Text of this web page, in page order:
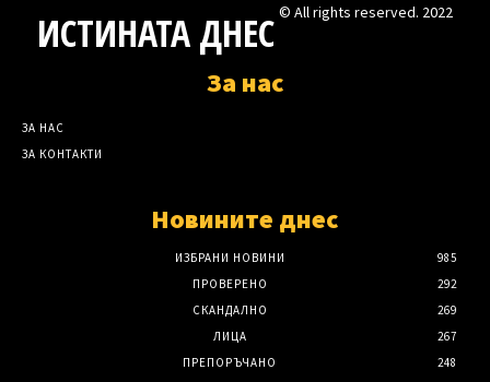
ИСТИНАТА ДНЕС © All rights reserved. 2022
За нас
ЗА НАС
ЗА КОНТАКТИ
Новините днес
ИЗБРАНИ НОВИНИ
985
ПРОВЕРЕНО
292
СКАНДАЛНО
269
ЛИЦА
267
ПРЕПОРЪЧАНО
248